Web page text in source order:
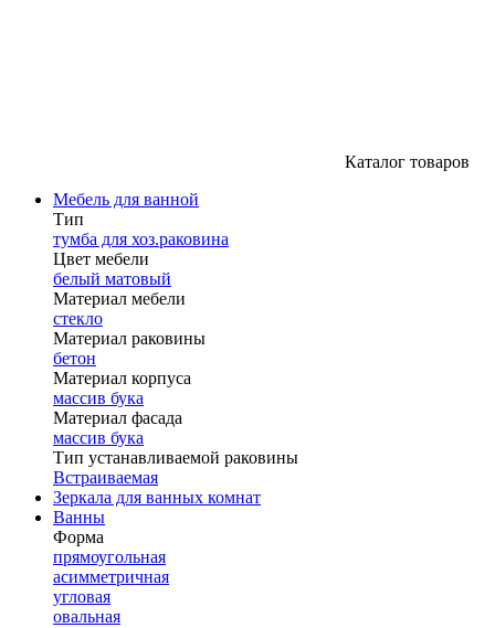
Каталог товаров
Мебель для ванной
Тип
тумба для хоз.раковина
Цвет мебели
белый матовый
Материал мебели
стекло
Материал раковины
бетон
Материал корпуса
массив бука
Материал фасада
массив бука
Тип устанавливаемой раковины
Встраиваемая
Зеркала для ванных комнат
Ванны
Форма
прямоугольная
асимметричная
угловая
овальная